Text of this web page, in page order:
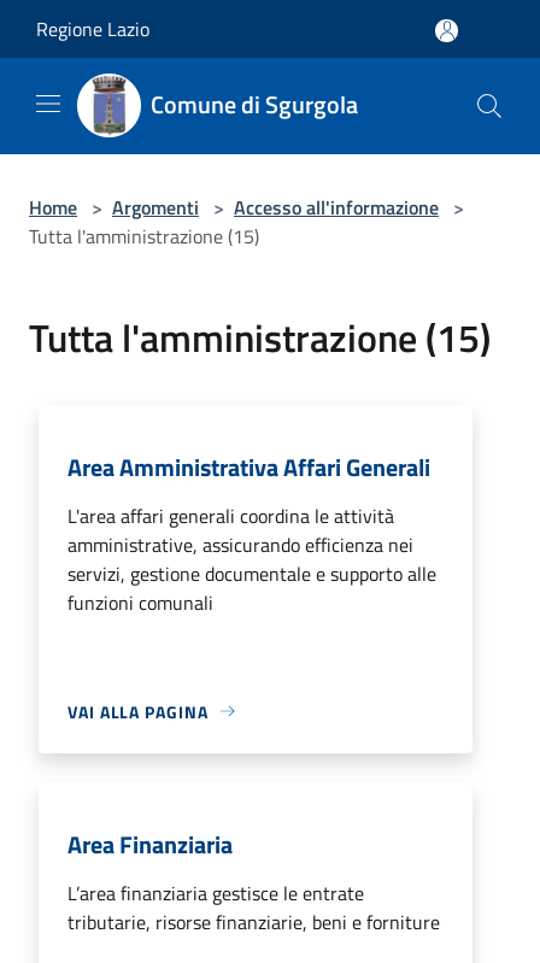
Regione Lazio
Comune di Sgurgola
Home > Argomenti > Accesso all'informazione >
Tutta l'amministrazione (15)
Tutta l'amministrazione (15)
Area Amministrativa Affari Generali
L'area affari generali coordina le attività
amministrative, assicurando efficienza nei
servizi, gestione documentale e supporto alle
funzioni comunali
VAI ALLA PAGINA
Area Finanziaria
L’area finanziaria gestisce le entrate
tributarie, risorse finanziarie, beni e forniture